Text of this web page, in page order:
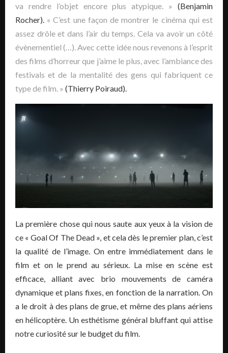
va rendre l’objet encore plus atypique. » (Benjamin
Rocher). « C’est une façon de montrer le cinéma qui est
assez drôle et dans l’air du temps. Cela va avoir un côté
évènementiel (…). Avec cette idée nous revenons à l’esprit
des films d’horreur que j’aime le plus, avec l’ambiance des
festivals et de la mentalité des gens qui fabriquent ce
type de film. » (Thierry Poiraud).
La première chose qui nous saute aux yeux à la vision de
ce « Goal Of The Dead », et cela dès le premier plan, c’est
la qualité de l’image. On entre immédiatement dans le
film et on le prend au sérieux. La mise en scène est
efficace, alliant avec brio mouvements de caméra
dynamique et plans fixes, en fonction de la narration. On
a le droit à des plans de grue, et même des plans aériens
en hélicoptère. Un esthétisme général bluffant qui attise
notre curiosité sur le budget du film.